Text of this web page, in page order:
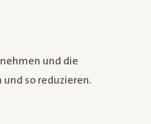
und die
so reduzieren.